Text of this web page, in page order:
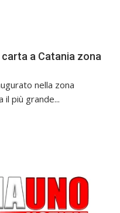
a Catania zona
nella zona
il più grande...